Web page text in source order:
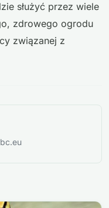
służyć przez wiele
zdrowego ogrodu
związanej z